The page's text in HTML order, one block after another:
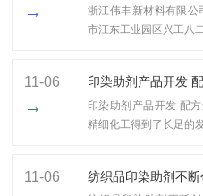
→
浙江伟丰新材料有限公
市江东工业园区兴工八
11-06
→
印染助剂产品开发
印染助剂产品开发 配
精细化工得到了长足的
11-06 纺织品印染助剂不断